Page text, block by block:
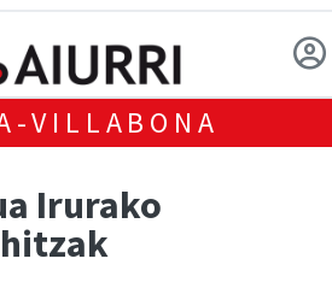
VILLABONA
Irurako